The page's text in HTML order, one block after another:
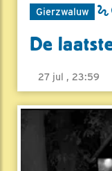
Gierzwaluw
De
27 jul , 23:59